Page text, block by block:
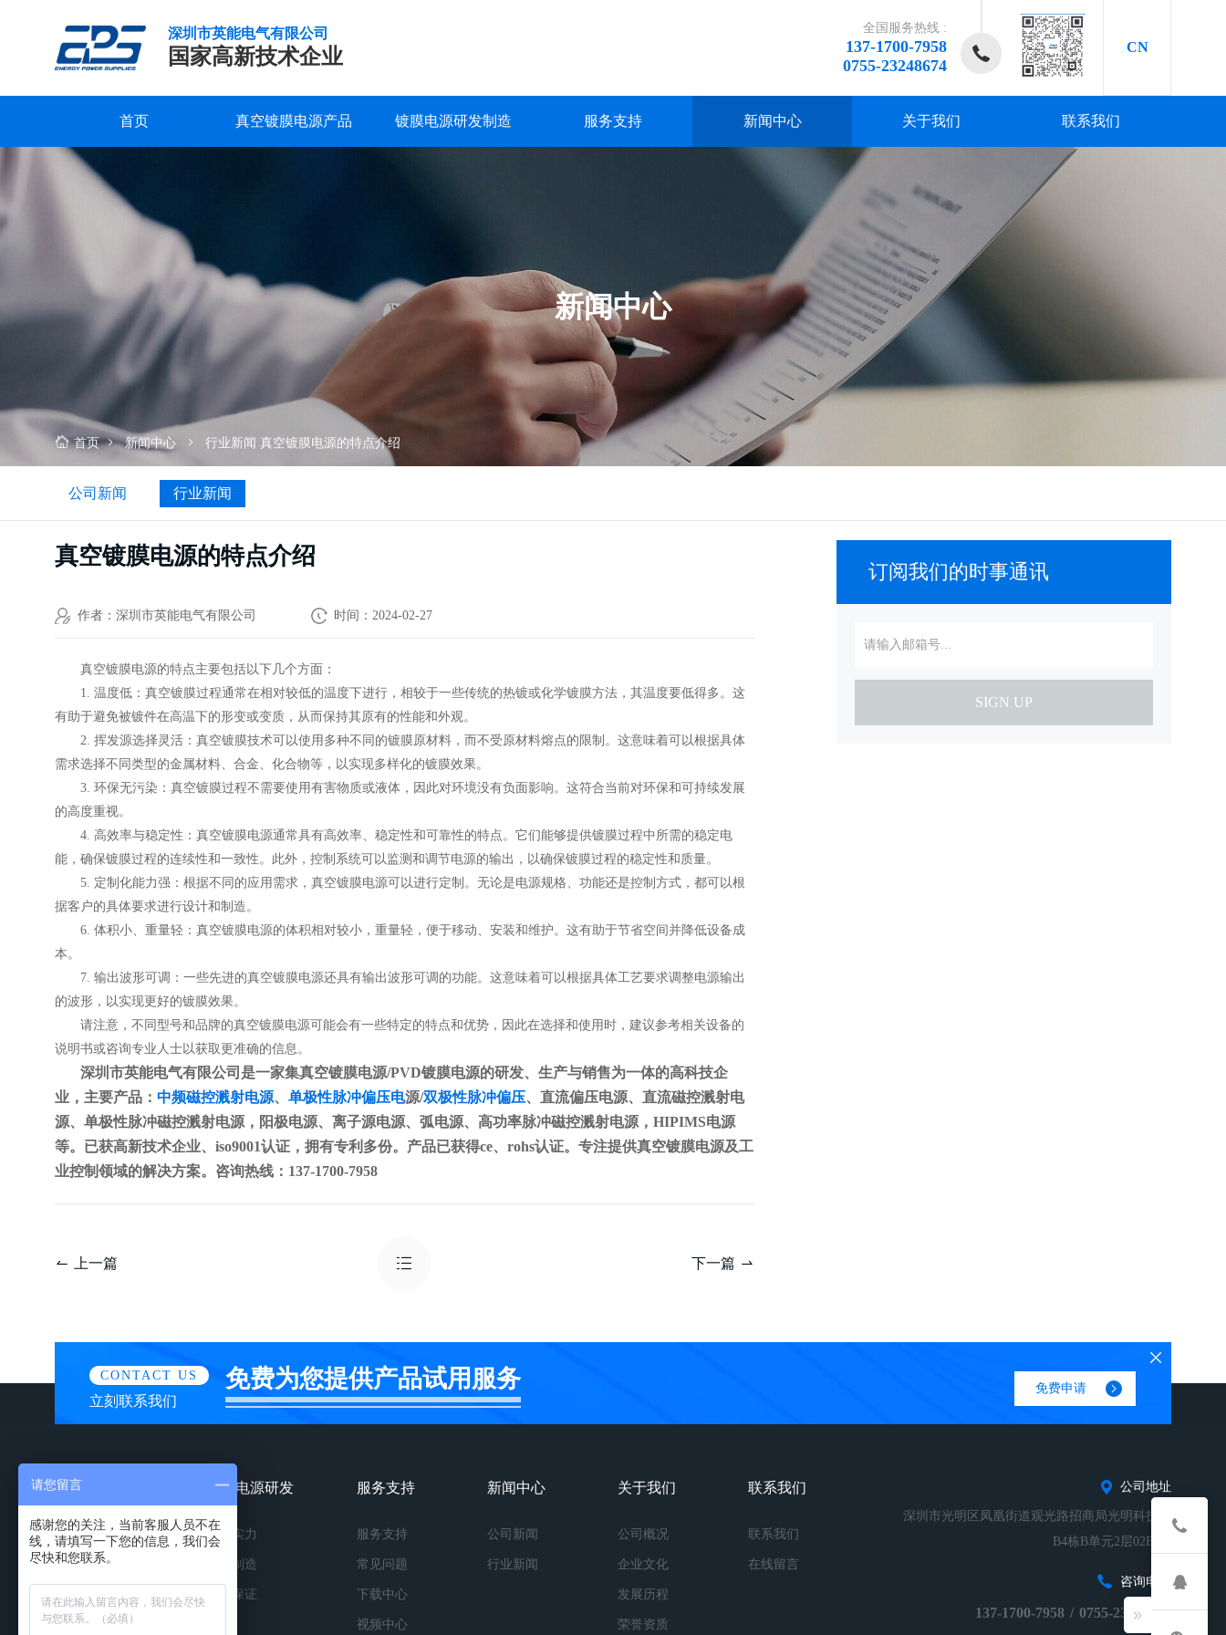
深圳市英能电气有限公司
国家高新技术企业
全国服务热线 :
137-1700-7958
0755-23248674
CN
首页 真空镀膜电源产品 镀膜电源研发制造
研发实力
品质保证
深圳市英能电气有限公司创立于2015年，是一家集真空镀膜电源的研发、
了解更多
服务支持
服务支持
下载中心
深圳市英能电气有限公司创立于2015年，是一家集真空镀膜电源的研发、
了解更多
新闻中心
公司新闻
深圳市英能电气有限公司创立于2015年，是一家集真空镀膜电源的研发、
了解更多
关于我们
公司概况
发展历程
深圳市英能电气有限公司创立于2015年，是一家集真空镀膜电源的研发、
了解更多
联系我们
联系我们
深圳市英能电气有限公司创立于2015年，是一家集真空镀膜电源的研发、
了解更多
镀
膜
新闻中心
首页 新闻中心 行业新闻 真空镀膜电源的特点介绍
公司新闻 行业新闻
真空镀膜电源的特点介绍
作者：深圳市英能电气有限公司 时间：2024-02-27
真空镀膜电源的特点主要包括以下几个方面：
1. 温度低：真空镀膜过程通常在相对较低的温度下进行，相较于一些传统的热镀或化学镀膜方法，其温度要低得多。这
有助于避免被镀件在高温下的形变或变质，从而保持其原有的性能和外观。
2. 挥发源选择灵活：真空镀膜技术可以使用多种不同的镀膜原材料，而不受原材料熔点的限制。这意味着可以根据具体
需求选择不同类型的金属材料、合金、化合物等，以实现多样化的镀膜效果。
3. 环保无污染：真空镀膜过程不需要使用有害物质或液体，因此对环境没有负面影响。这符合当前对环保和可持续发展
的高度重视。
4. 高效率与稳定性：真空镀膜电源通常具有高效率、稳定性和可靠性的特点。它们能够提供镀膜过程中所需的稳定电
能，确保镀膜过程的连续性和一致性。此外，控制系统可以监测和调节电源的输出，以确保镀膜过程的稳定性和质量。
5. 定制化能力强：根据不同的应用需求，真空镀膜电源可以进行定制。无论是电源规格、功能还是控制方式，都可以根
据客户的具体要求进行设计和制造。
6. 体积小、重量轻：真空镀膜电源的体积相对较小，重量轻，便于移动、安装和维护。这有助于节省空间并降低设备成
本。
7. 输出波形可调：一些先进的真空镀膜电源还具有输出波形可调的功能。这意味着可以根据具体工艺要求调整电源输出
的波形，以实现更好的镀膜效果。
请注意，不同型号和品牌的真空镀膜电源可能会有一些特定的特点和优势，因此在选择和使用时，建议参考相关设备的
说明书或咨询专业人士以获取更准确的信息。
深圳市英能电气有限公司是一家集真空镀膜电源/PVD镀膜电源的研发、生产与销售为一体的高科技企
业，主要产品： 中频磁控溅射电源、 单极性脉冲偏压电源/双极性脉冲偏压、直流偏压电源、直流磁控溅射电
源、单极性脉冲磁控溅射电源，阳极电源、离子源电源、弧电源、高功率脉冲磁控溅射电源，HIPIMS电源
等。已获高新技术企业、iso9001认证，拥有专利多份。产品已获得ce、rohs认证。专注提供真空镀膜电源及工
业控制领域的解决方案。咨询热线：137-1700-7958
上一篇 下一篇
订阅我们的时事通讯
SIGN UP
CONTACT US
立刻联系我们
免费为您提供产品试用服务 免费申请
镀膜电源产品
按种类
按功率
按应用
镀膜电源研发
研发实力
精工制造
品质保证
服务支持
服务支持
常见问题
下载中心
视频中心
新闻中心
公司新闻
行业新闻
关于我们
公司概况
企业文化
发展历程
荣誉资质
联系我们
联系我们
在线留言
公司地址
深圳市光明区凤凰街道观光路招商局光明科技园
B4栋B单元2层02B-01
咨询电话
137-1700-7958 / 0755-23248674
请您留言
感谢您的关注，当前客服人员不在
线，请填写一下您的信息，我们会
尽快和您联系。